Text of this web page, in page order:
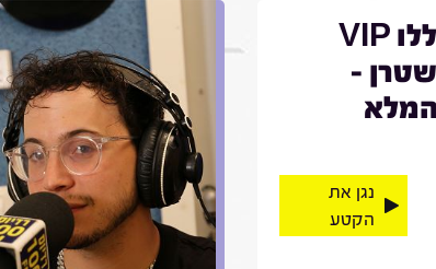
קובי אפללו VIP
-
נגן את
הקטע